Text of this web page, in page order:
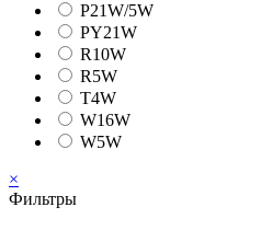
P21W/5W
PY21W
R10W
R5W
T4W
W16W
W5W
×
Фильтры